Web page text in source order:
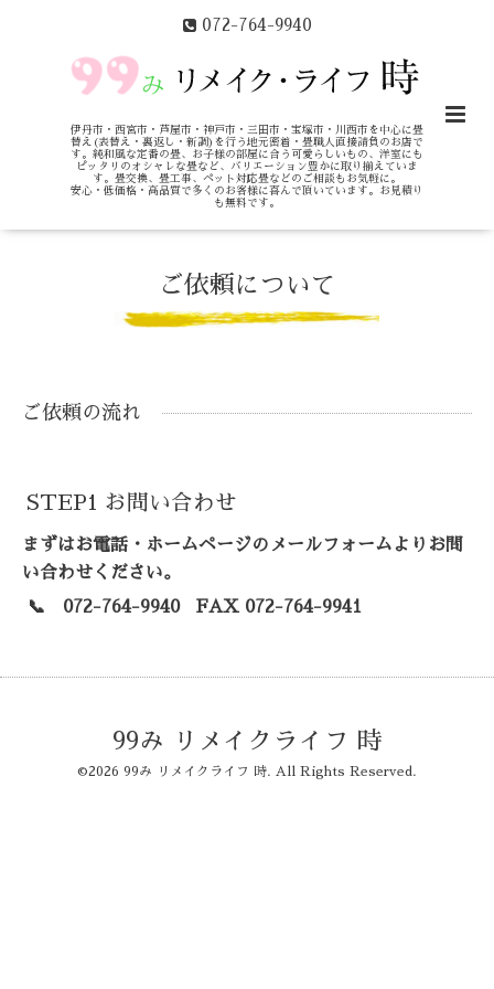
072-764-9940
伊丹市・西宮市・芦屋市・神戸市・三田市・宝塚市・川西市を中心に畳
替え(表替え・裏返し・新調)を行う地元密着・畳職人直接請負のお店で
す。純和風な定番の畳、お子様の部屋に合う可愛らしいもの、洋室にも
ピッタリのオシャレな畳など、バリエーション豊かに取り揃えていま
す。畳交換、畳工事、ペット対応畳などのご相談もお気軽に。
安心・低価格・高品質で多くのお客様に喜んで頂いています。お見積り
も無料です。
ご依頼について
ご依頼の流れ
STEP1 お問い合わせ
まずはお電話・ホームページのメールフォームよりお問
い合わせください。
📞 072-764-9940 FAX 072-764-9941
99み リメイクライフ 時
©2026 99み リメイクライフ 時. All Rights Reserved.